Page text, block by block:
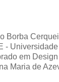
Borba
-
em Design
Maria de